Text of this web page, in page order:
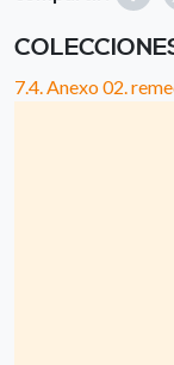
7.4. Anexo 02.